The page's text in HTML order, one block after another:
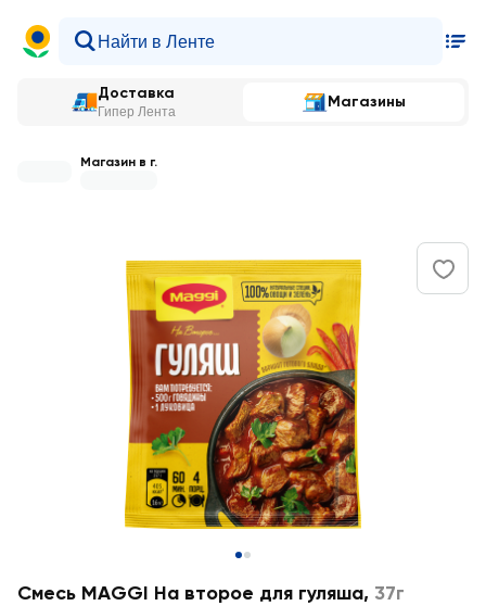
Доставка
Гипер Лента
Магазины
Магазин в г.
Смесь MAGGI На второе для гуляша, 37г